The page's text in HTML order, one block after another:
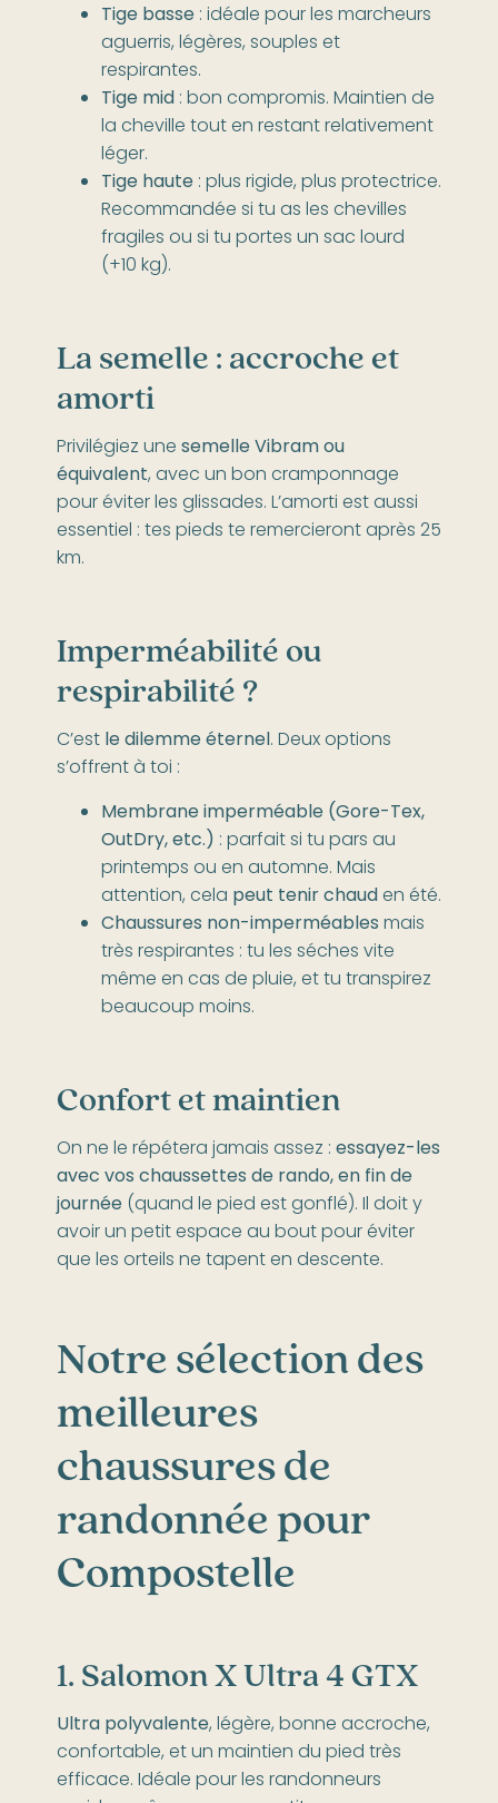
Tige basse: idéale pour les marcheurs
aguerris, légères, souples et
respirantes.
Tige mid: bon compromis. Maintien de
la cheville tout en restant relativement
léger.
Tige haute: plus rigide, plus protectrice.
Recommandée si tu as les chevilles
fragiles ou si tu portes un sac lourd
(+10 kg).
La semelle : accroche et
amorti
Privilégiez unesemelle Vibram ou
équivalent, avec un bon cramponnage
pour éviter les glissades. L’amorti est aussi
essentiel : tes pieds te remercieront après 25
km.
Imperméabilité ou
respirabilité ?
C’estle dilemme éternel. Deux options
s’offrent à toi :
Membrane imperméable (Gore-Tex,
OutDry, etc.) : parfait si tu pars au
printemps ou en automne. Mais
attention, cela peut tenir chauden été.
Chaussures non-imperméablesmais
très respirantes : tu les séches vite
même en cas de pluie, et tu transpirez
beaucoup moins.
Confort et maintien
On ne le répétera jamais assez :essayez-les
avec vos chaussettes de rando, en fin de
journée(quand le pied est gonflé). Il doit y
avoir un petit espace au bout pour éviter
que les orteils ne tapent en descente.
Notre sélection des
meilleures
chaussures de
randonnée pour
Compostelle
1. Salomon X Ultra 4 GTX
Ultra polyvalente, légère, bonne accroche,
confortable, et un maintien du pied très
efficace. Idéale pour les randonneurs